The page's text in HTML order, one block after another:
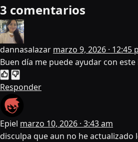
3 comentarios
dannasalazar marzo 9, 2026 · 12:45
Buen día me puede ayudar con
Responder
Epiel marzo 10, 2026 · 3:43 am
disculpa que aun no he actualizado